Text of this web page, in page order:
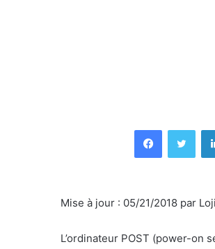
Facebook
Mise à jour : 05/21/2018 par
L’ordinateur POST (power-on